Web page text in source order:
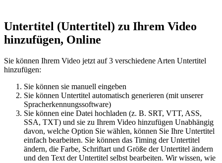
Untertitel (Untertitel) zu Ihrem Video
hinzufügen, Online
Sie können Ihrem Video jetzt auf 3 verschiedene Arten Untertitel
hinzufügen:
Sie können sie manuell eingeben
Sie können Untertitel automatisch generieren (mit unserer
Spracherkennungssoftware)
Sie können eine Datei hochladen (z. B. SRT, VTT, ASS,
SSA, TXT) und sie zu Ihrem Video hinzufügen Unabhängig
davon, welche Option Sie wählen, können Sie Ihre Untertitel
einfach bearbeiten. Sie können das Timing der Untertitel
ändern, die Farbe, Schriftart und Größe der Untertitel ändern
und den Text der Untertitel selbst bearbeiten. Wir wissen, wie